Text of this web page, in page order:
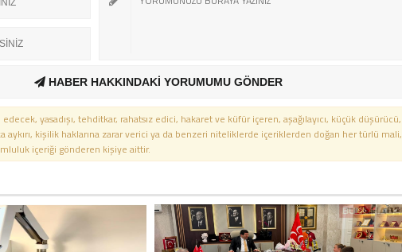
HABER HAKKINDAKİ YORUMUMU GÖNDER
yasadışı, tehditkar, rahatsız edici, hakaret ve küfür içeren, aşağılayıcı, küçük düşürücü,
aykırı, kişilik haklarına zarar verici ya da benzeri niteliklerde içeriklerden doğan her türlü mali,
içeriği gönderen kişiye aittir.